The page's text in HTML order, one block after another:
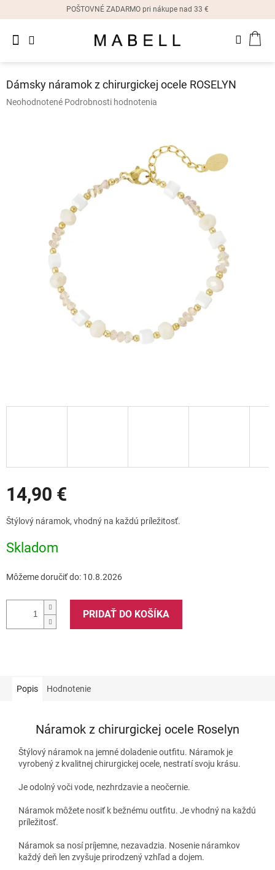
POŠTOVNÉ ZADARMO pri nákupe nad 33 €
Dámske
náušnice
Dámsky náramok z chirurgickej ocele ROSELYN
Priemerné
Neohodnotené Podrobnosti hodnotenia
14,90 €
Jednotková
cena:
Štýlový náramok, vhodný na každú príležitosť.
Skladom
Môžeme doručiť do: 10.8.2026
PRIDAŤ DO KOŠÍKA
Popis Hodnotenie
Náramok z chirurgickej ocele Roselyn
Štýlový náramok na jemné doladenie outfitu. Náramok je
vyrobený z kvalitnej chirurgickej ocele, nestratí svoju krásu.
Je odolný voči vode, nezhrdzavie a neočernie.
Náramok môžete nosiť k bežnému outfitu. Je vhodný na každú
príležitosť.
Náramok sa nosí príjemne, nezavadzia. Nosenie náramkov
každý deň len zvyšuje prirodzený vzhľad a dojem.